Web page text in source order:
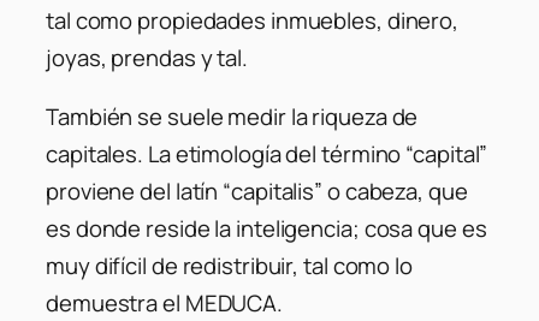
tal como propiedades inmuebles, dinero,
joyas, prendas y tal.
También se suele medir la riqueza de
capitales. La etimología del término “capital”
proviene del latín “capitalis” o cabeza, que
es donde reside la inteligencia; cosa que es
muy difícil de redistribuir, tal como lo
demuestra el MEDUCA.